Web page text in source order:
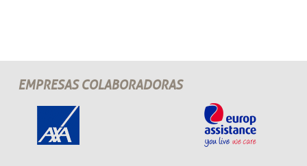
EMPRESAS COLABORADORAS